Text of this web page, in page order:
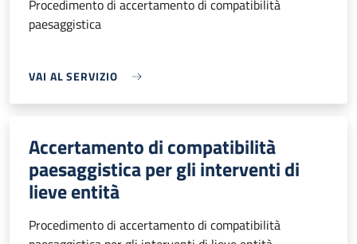
Procedimento di accertamento di compatibilità
paesaggistica
VAI AL SERVIZIO
Accertamento di compatibilità
paesaggistica per gli interventi di
lieve entità
Procedimento di accertamento di compatibilità